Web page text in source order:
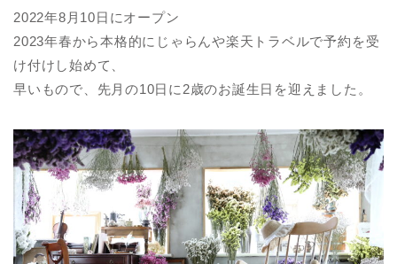
2022年8月10日にオープン
2023年春から本格的にじゃらんや楽天トラベルで予約を受
け付けし始めて、
早いもので、先月の10日に2歳のお誕生日を迎えました。